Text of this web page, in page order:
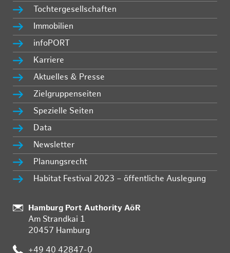
Tochtergesellschaften
Immobilien
infoPORT
Karriere
Aktuelles & Presse
Zielgruppenseiten
Spezielle Seiten
Data
Newsletter
Planungsrecht
Habitat Festival 2023 – öffentliche Auslegung
:
Hamburg Port Authority AöR
Am Strandkai 1
20457 Hamburg
+49 40 42847-0